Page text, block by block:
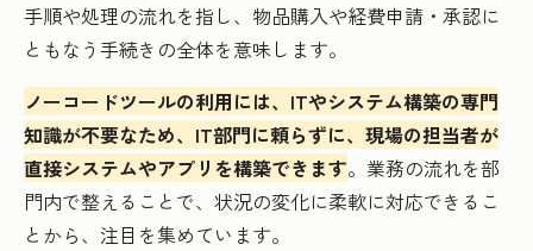
手順や処理の流れを指し、物品購入や経費申請・承認に
ともなう手続きの全体を意味します。
ノーコードツールの利用には、ITやシステム構築の専門
知識が不要なため、IT部門に頼らずに、現場の担当者が
直接システムやアプリを構築できます。業務の流れを部
門内で整えることで、状況の変化に柔軟に対応できるこ
とから、注目を集めています。